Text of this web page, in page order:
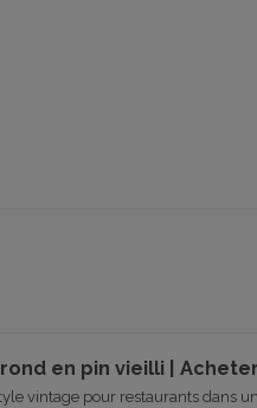
en pin vieilli |
vintage pour restaurants dans